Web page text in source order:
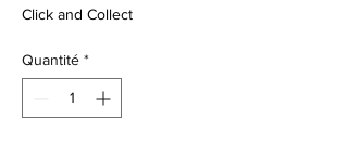
Click and Collect
Quantité *